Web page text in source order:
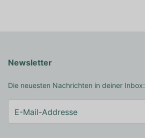
Newsletter
Die neuesten Nachrichten in deiner Inbox: